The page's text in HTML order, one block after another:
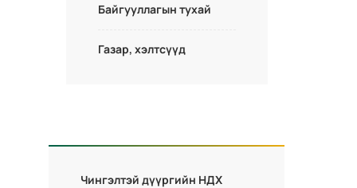
Байгууллагын тухай
Газар, хэлтсүүд
Чингэлтэй дүүргийн НДХ